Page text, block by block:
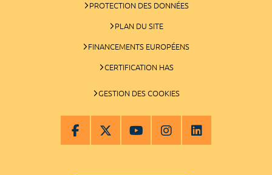
PROTECTION DES DONNÉES
PLAN DU SITE
FINANCEMENTS EUROPÉENS
CERTIFICATION HAS
GESTION DES COOKIES